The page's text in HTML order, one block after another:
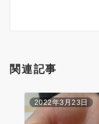
関連記事
2022年3月23日